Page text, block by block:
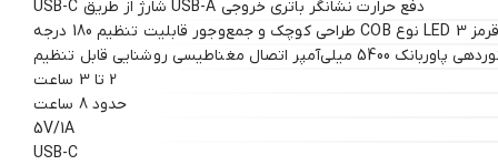
دفع حرارت نشانگر باتری خروجی USB-A شارژ از طریق USB-C
2 تا 3 ساعت
حدود 8 ساعت
5V/1A
USB-C